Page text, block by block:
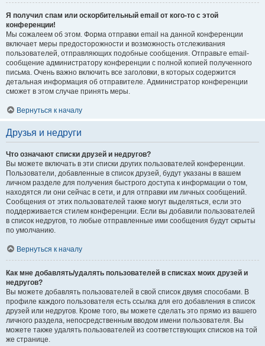
Я получил спам или оскорбительный email от кого-то с этой
конференции!
Мы сожалеем об этом. Форма отправки email на данной конференции
включает меры предосторожности и возможность отслеживания
пользователей, отправляющих подобные сообщения. Отправьте email-
сообщение администратору конференции с полной копией полученного
письма. Очень важно включить все заголовки, в которых содержится
детальная информация об отправителе. Администратор конференции
сможет в этом случае принять меры.
Вернуться к началу
Друзья и недруги
Что означают списки друзей и недругов?
Вы можете включать в эти списки других пользователей конференции.
Пользователи, добавленные в список друзей, будут указаны в вашем
личном разделе для получения быстрого доступа к информации о том,
находятся ли они сейчас в сети, и для отправки им личных сообщений.
Сообщения от этих пользователей также могут выделяться, если это
поддерживается стилем конференции. Если вы добавили пользователей
в список недругов, то любые отправленные ими сообщения будут скрыты
по умолчанию.
Вернуться к началу
Как мне добавлять/удалять пользователей в списках моих друзей и
недругов?
Вы можете добавлять пользователей в свой список двумя способами. В
профиле каждого пользователя есть ссылка для его добавления в список
друзей или недругов. Кроме того, вы можете сделать это прямо из вашего
личного раздела, непосредственным вводом имени пользователя. Вы
можете также удалять пользователей из соответствующих списков на той
же странице.